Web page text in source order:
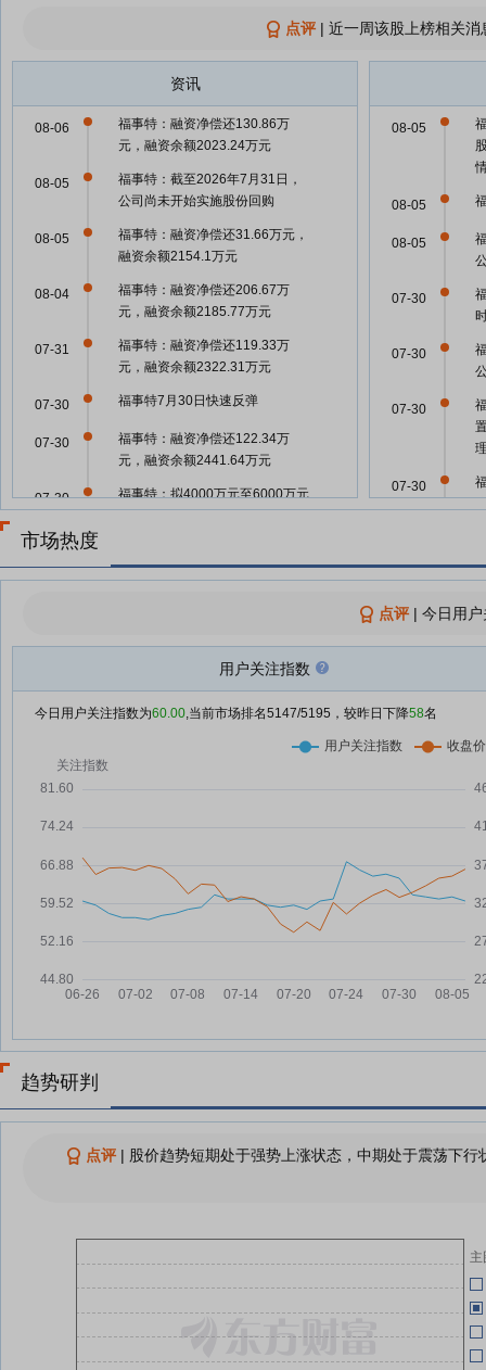
点评| 近一周该股上榜相关
资讯
福事特：融资净偿还130.86万
元，融资余额2023.24万元
08-06
福事特：截至2026年7月31日，
公司尚未开始实施股份回购
08-05
福事特：融资净偿还31.66万元，
融资余额2154.1万元
08-05
福事特：融资净偿还206.67万
元，融资余额2185.77万元
08-04
福事特：融资净偿还119.33万
元，融资余额2322.31万元
07-31
福事特7月30日快速反弹
07-30
福事特：融资净偿还122.34万
元，融资余额2441.64万元
07-30
福事特：拟4000万元至6000万元
07-30
A股股票回购一览：39家公司披露
福事特：拟斥资4000万至6000万
A股利好，又一批回购增持来了
07-29
福事特：第二届董事会第十七次会
07-29
07-29
回购计划丨这家公司董事长提议
10亿元-20亿元回购股份
07-29
07-29
福事特：公司将于2026年8月14
福事特：拟4000万元-6000万元回
福事特：拟以4000万元~6000万
福事特7月29日快速反弹
08-05
08-05
08-05
07-30
07-30
07-30
07-30
07-23
05-18
05-15
05-15
05-11
04-24
市场热度
点评| 今日用
用户关注指数
今日用户关注指数为60.00,当前市场排名5147/5195，较昨日下降58名
趋势研判
点评| 股价趋势短期处于强势上涨状态，中期处于震荡下
主